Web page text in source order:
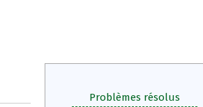
Problèmes résolus